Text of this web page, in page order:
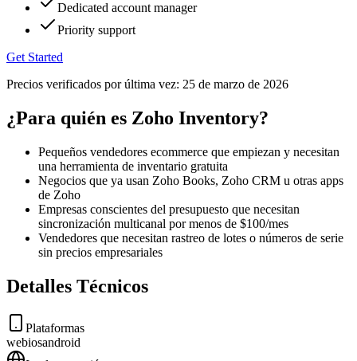
Dedicated account manager
Priority support
Get Started
Precios verificados por última vez: 25 de marzo de 2026
¿Para quién es Zoho Inventory?
Pequeños vendedores ecommerce que empiezan y necesitan
una herramienta de inventario gratuita
Negocios que ya usan Zoho Books, Zoho CRM u otras apps
de Zoho
Empresas conscientes del presupuesto que necesitan
sincronización multicanal por menos de $100/mes
Vendedores que necesitan rastreo de lotes o números de serie
sin precios empresariales
Detalles Técnicos
Plataformas
webiosandroid